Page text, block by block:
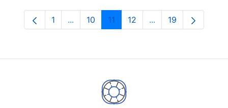
Orrialdea
1 ...Intermediate Pages Use TAB to navigate.
Orrialdea
10 Orrialdea
11 Orrialdea
12 ...Intermediate
Orrialdea
19